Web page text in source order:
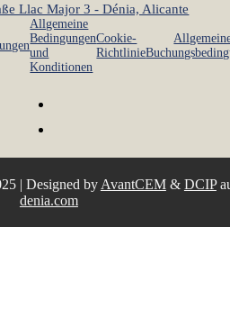
Llac Major 3 - Dénia, Alicante
Allgemeine
Bedingungen
und
Konditionen
Cookie-
Richtlinie
| Designed by AvantCEM& DCIP
denia.com